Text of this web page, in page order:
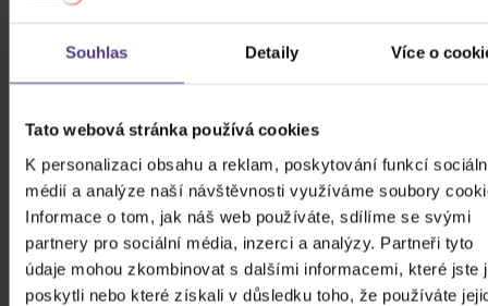
Souhlas Detaily Více o
Tato webová stránka používá cookies
K personalizaci obsahu a reklam, poskytování funkcí
médií a analýze naší návštěvnosti využíváme soubory
Informace o tom, jak náš web používáte, sdílíme se svými
partnery pro sociální média, inzerci a analýzy. Partneři tyto
údaje mohou zkombinovat s dalšími informacemi, které jste
poskytli nebo které získali v důsledku toho, že používáte
The 1975
VÍCE OD MICHAL
NOVINSKI
Do nálady se vám možná trefí i následující kusovky.
Mrkněte na ně.